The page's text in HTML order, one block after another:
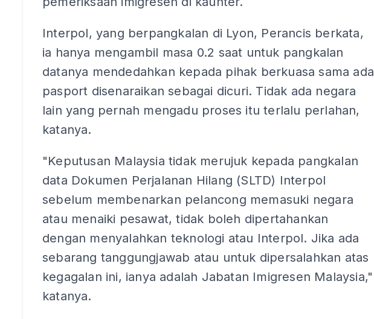
Interpol, yang berpangkalan di Lyon, Perancis berkata,
ia hanya mengambil masa 0.2 saat untuk pangkalan
datanya mendedahkan kepada pihak berkuasa sama ada
pasport disenaraikan sebagai dicuri. Tidak ada negara
lain yang pernah mengadu proses itu terlalu perlahan,
katanya.
"Keputusan Malaysia tidak merujuk kepada pangkalan
data Dokumen Perjalanan Hilang (SLTD) Interpol
sebelum membenarkan pelancong memasuki negara
atau menaiki pesawat, tidak boleh dipertahankan
dengan menyalahkan teknologi atau Interpol. Jika ada
sebarang tanggungjawab atau untuk dipersalahkan atas
kegagalan ini, ianya adalah Jabatan Imigresen Malaysia,"
katanya.